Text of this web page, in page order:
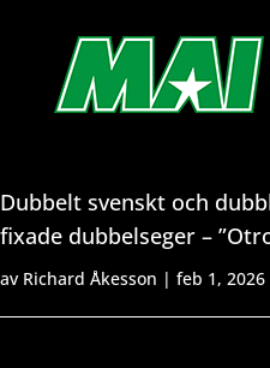
Dubbelt svenskt och
fixade dubbelseger –
av Richard Åkesson | feb 1, 2026